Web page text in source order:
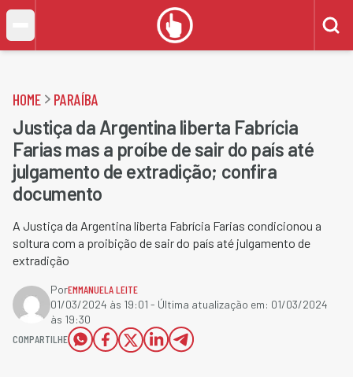
HOME PARAÍBA
Justiça da Argentina liberta Fabrícia
Farias mas a proíbe de sair do país até
julgamento de extradição; confira
documento
A Justiça da Argentina liberta Fabrícia Farias condicionou a
soltura com a proibição de sair do país até julgamento de
extradição
PorEMMANUELA LEITE
01/03/2024 às 19:01 - Última atualização em: 01/03/2024
às 19:30
COMPARTILHE